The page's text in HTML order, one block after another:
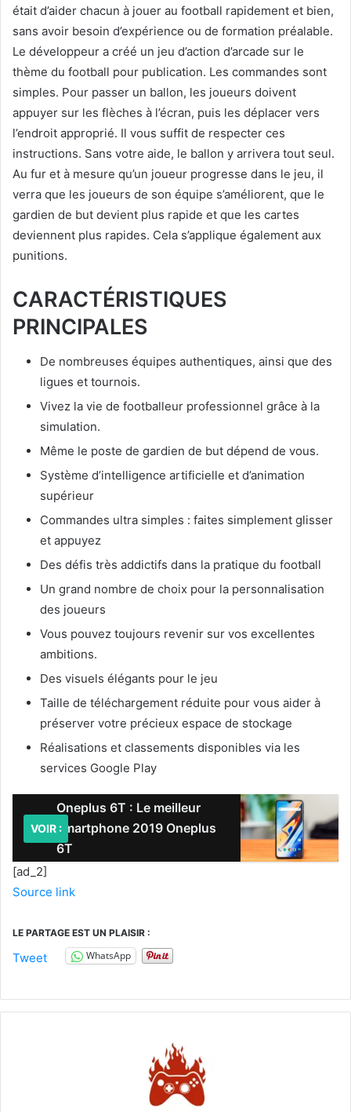
était d’aider chacun à jouer au football rapidement et bien,
sans avoir besoin d’expérience ou de formation préalable.
Le développeur a créé un jeu d’action d’arcade sur le
thème du football pour publication. Les commandes sont
simples. Pour passer un ballon, les joueurs doivent
appuyer sur les flèches à l’écran, puis les déplacer vers
l’endroit approprié. Il vous suffit de respecter ces
instructions. Sans votre aide, le ballon y arrivera tout seul.
Au fur et à mesure qu’un joueur progresse dans le jeu, il
verra que les joueurs de son équipe s’améliorent, que le
gardien de but devient plus rapide et que les cartes
deviennent plus rapides. Cela s’applique également aux
punitions.
CARACTÉRISTIQUES
PRINCIPALES
De nombreuses équipes authentiques, ainsi que des
ligues et tournois.
Vivez la vie de footballeur professionnel grâce à la
simulation.
Même le poste de gardien de but dépend de vous.
Système d’intelligence artificielle et d’animation
supérieur
Commandes ultra simples : faites simplement glisser
et appuyez
Des défis très addictifs dans la pratique du football
Un grand nombre de choix pour la personnalisation
des joueurs
Vous pouvez toujours revenir sur vos excellentes
ambitions.
Des visuels élégants pour le jeu
Taille de téléchargement réduite pour vous aider à
préserver votre précieux espace de stockage
Réalisations et classements disponibles via les
services Google Play
Oneplus 6T : Le meilleur
smartphone 2019 Oneplus
6T
VOIR :
[ad_2]
Source link
LE PARTAGE EST UN PLAISIR :
Tweet WhatsApp